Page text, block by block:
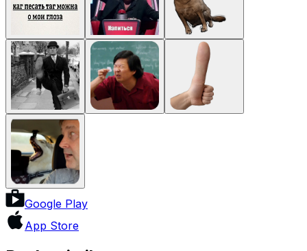
Google Play
App Store